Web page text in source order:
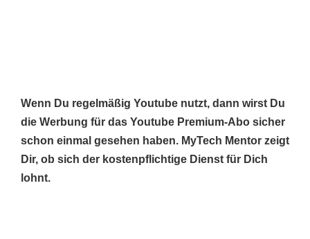
Wenn Du regelmäßig Youtube nutzt, dann wirst Du
die Werbung für das Youtube Premium-Abo sicher
schon einmal gesehen haben. MyTech Mentor zeigt
Dir, ob sich der kostenpflichtige Dienst für Dich
lohnt.